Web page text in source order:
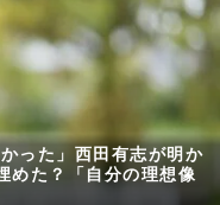
った」西田有志が明か
めた？「自分の理想像